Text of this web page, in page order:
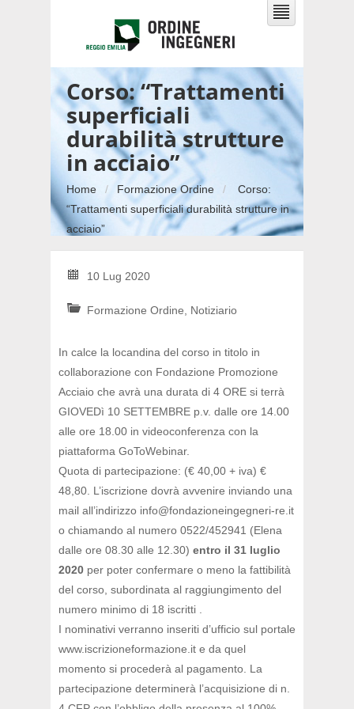
Corso: “Trattamenti
superficiali
durabilità strutture
in acciaio”
Home Formazione Ordine
Corso:
“Trattamenti superficiali durabilità strutture in
acciaio”
10 Lug 2020
Formazione Ordine Notiziario
In calce la locandina del corso in titolo in
collaborazione con Fondazione Promozione
Acciaio che avrà una durata di 4 ORE si terrà
GIOVEDì 10 SETTEMBRE p.v. dalle ore 14.00
alle ore 18.00 in videoconferenza con la
piattaforma GoToWebinar.
Quota di partecipazione: (€ 40,00 + iva) €
48,80. L’iscrizione dovrà avvenire inviando una
mail all’indirizzo info@fondazioneingegneri-re.it
o chiamando al numero 0522/452941 (Elena
dalle ore 08.30 alle 12.30) entro il 31 luglio
2020 per poter confermare o meno la fattibilità
del corso, subordinata al raggiungimento del
numero minimo di 18 iscritti .
I nominativi verranno inseriti d’ufficio sul portale
www.iscrizioneformazione.it e da quel
momento si procederà al pagamento. La
partecipazione determinerà l’acquisizione di n.